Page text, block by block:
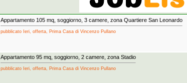
Appartamento 105 mq, soggiorno, 3 camere, zona Quartiere San Leonardo
pubblicato Ieri, offerta, Prima Casa di Vincenzo Pullano
Appartamento 95 mq, soggiorno, 2 camere, zona Stadio
pubblicato Ieri, offerta, Prima Casa di Vincenzo Pullano